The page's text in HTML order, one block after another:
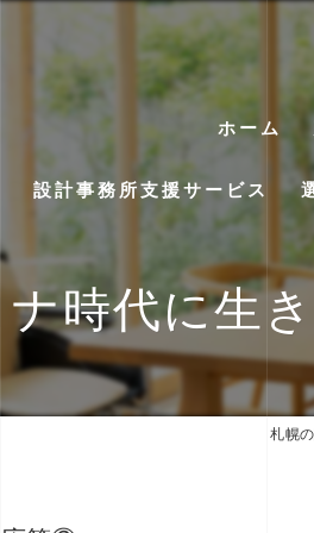
ホーム
設計事務所支援サービス
時代に生
札幌